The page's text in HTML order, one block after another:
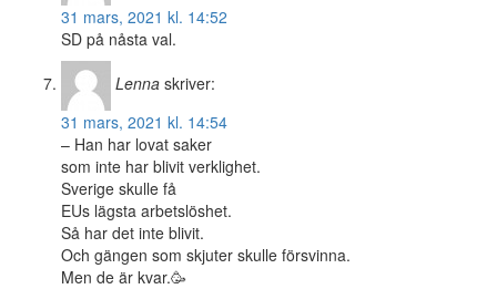
31 mars, 2021 kl. 14:52
SD på nåsta val.
Lenna skriver:
31 mars, 2021 kl. 14:54
– Han har lovat saker
som inte har blivit verklighet.
Sverige skulle få
EUs lägsta arbetslöshet.
Så har det inte blivit.
Och gängen som skjuter skulle försvinna.
Men de är kvar.🥳